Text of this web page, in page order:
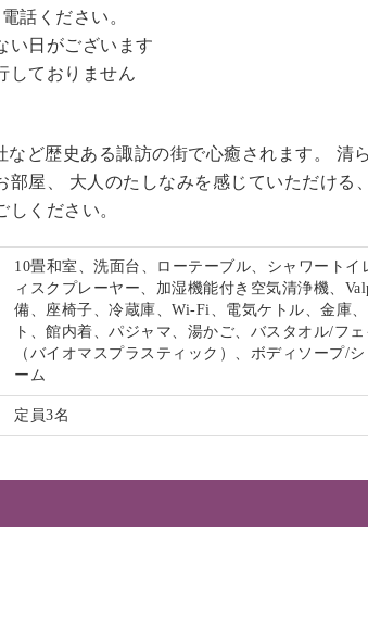
話ください。
い日がございます
しておりません
など歴史ある諏訪の街で心癒されます。 清
部屋、 大人のたしなみを感じていただける
ください。
10畳和室、洗面台、ローテーブル、シャワート
ィスクプレーヤー、加湿機能付き空気清浄機、
備、座椅子、冷蔵庫、Wi-Fi、電気ケトル、金庫
ト、館内着、パジャマ、湯かご、バスタオル/フ
（バイオマスプラスティック）、ボディソープ/
ーム
定員3名